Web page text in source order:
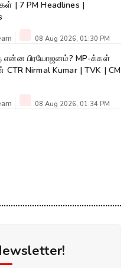
| 7 PM Headlines |
08 Aug 2026, 01:30 PM
பிரயோஜனம்? MP-க்கள்
Nirmal Kumar | TVK | CM
08 Aug 2026, 01:34 PM